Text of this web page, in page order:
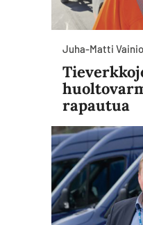
Juha-Matti
rapautua